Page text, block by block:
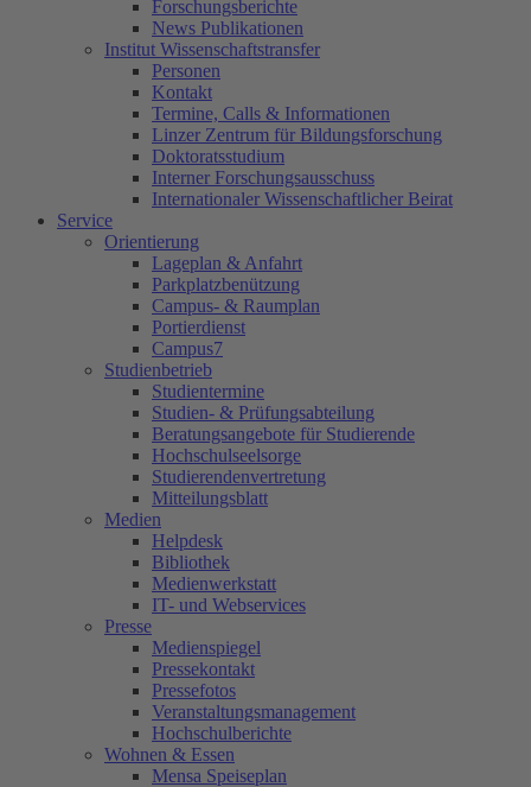
Forschungsberichte
News Publikationen
Institut Wissenschaftstransfer
Personen
Kontakt
Termine, Calls & Informationen
Linzer Zentrum für Bildungsforschung
Doktoratsstudium
Interner Forschungsausschuss
Internationaler Wissenschaftlicher Beirat
Service
Orientierung
Lageplan & Anfahrt
Parkplatzbenützung
Campus- & Raumplan
Portierdienst
Campus7
Studienbetrieb
Studientermine
Studien- & Prüfungsabteilung
Beratungsangebote für Studierende
Hochschulseelsorge
Studierendenvertretung
Mitteilungsblatt
Medien
Helpdesk
Bibliothek
Medienwerkstatt
IT- und Webservices
Presse
Medienspiegel
Pressekontakt
Pressefotos
Veranstaltungsmanagement
Hochschulberichte
Wohnen & Essen
Mensa Speiseplan